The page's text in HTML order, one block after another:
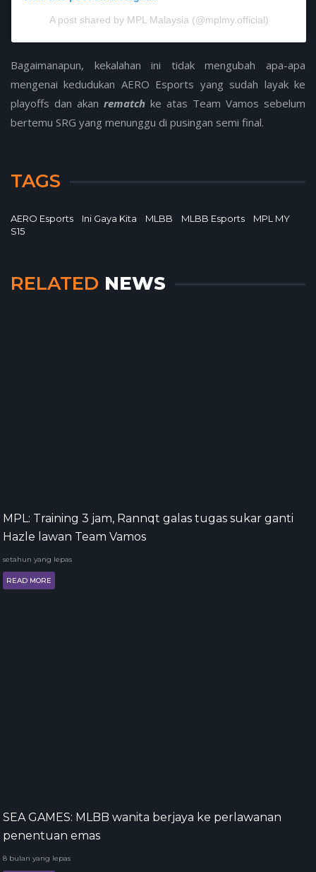
A post shared by MPL Malaysia (@mplmy.official)
Bagaimanapun, kekalahan ini tidak mengubah apa-apa
mengenai kedudukan AERO Esports yang sudah layak ke
playoffs dan akan rematch ke atas Team Vamos sebelum
bertemu SRG yang menunggu di pusingan semi final.
TAGS
AERO Esports Ini Gaya Kita MLBB MLBB Esports
MPL MY
S15
RELATED NEWS
MPL: Training 3 jam, Rannqt galas tugas sukar ganti
Hazle lawan Team Vamos
setahun yang lepas
READ MORE
SEA GAMES: MLBB wanita berjaya ke perlawanan
penentuan emas
8 bulan yang lepas